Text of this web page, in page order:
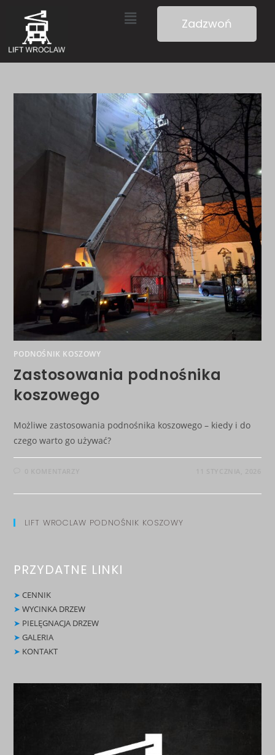
Zadzwoń
PODNOŚNIK KOSZOWY
Zastosowania podnośnika
koszowego
Możliwe zastosowania podnośnika koszowego – kiedy i do
czego warto go używać?
LIFT WROCLAW PODNOŚNIK KOSZOWY
PRZYDATNE LINKI
➤CENNIK
➤WYCINKA DRZEW
➤ PIELĘGNACJA DRZEW
➤GALERIA
➤ KONTAKT